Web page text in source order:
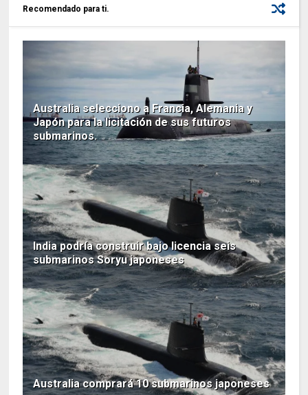
Recomendado para ti.
Australia selecciono a Francia, Alemania y
Japón para la licitación de sus futuros
submarinos.
India podría construir bajo licencia seis
submarinos Soryu japoneses
Australia comprará 10 submarinos japoneses